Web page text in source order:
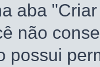
aba
não
possui